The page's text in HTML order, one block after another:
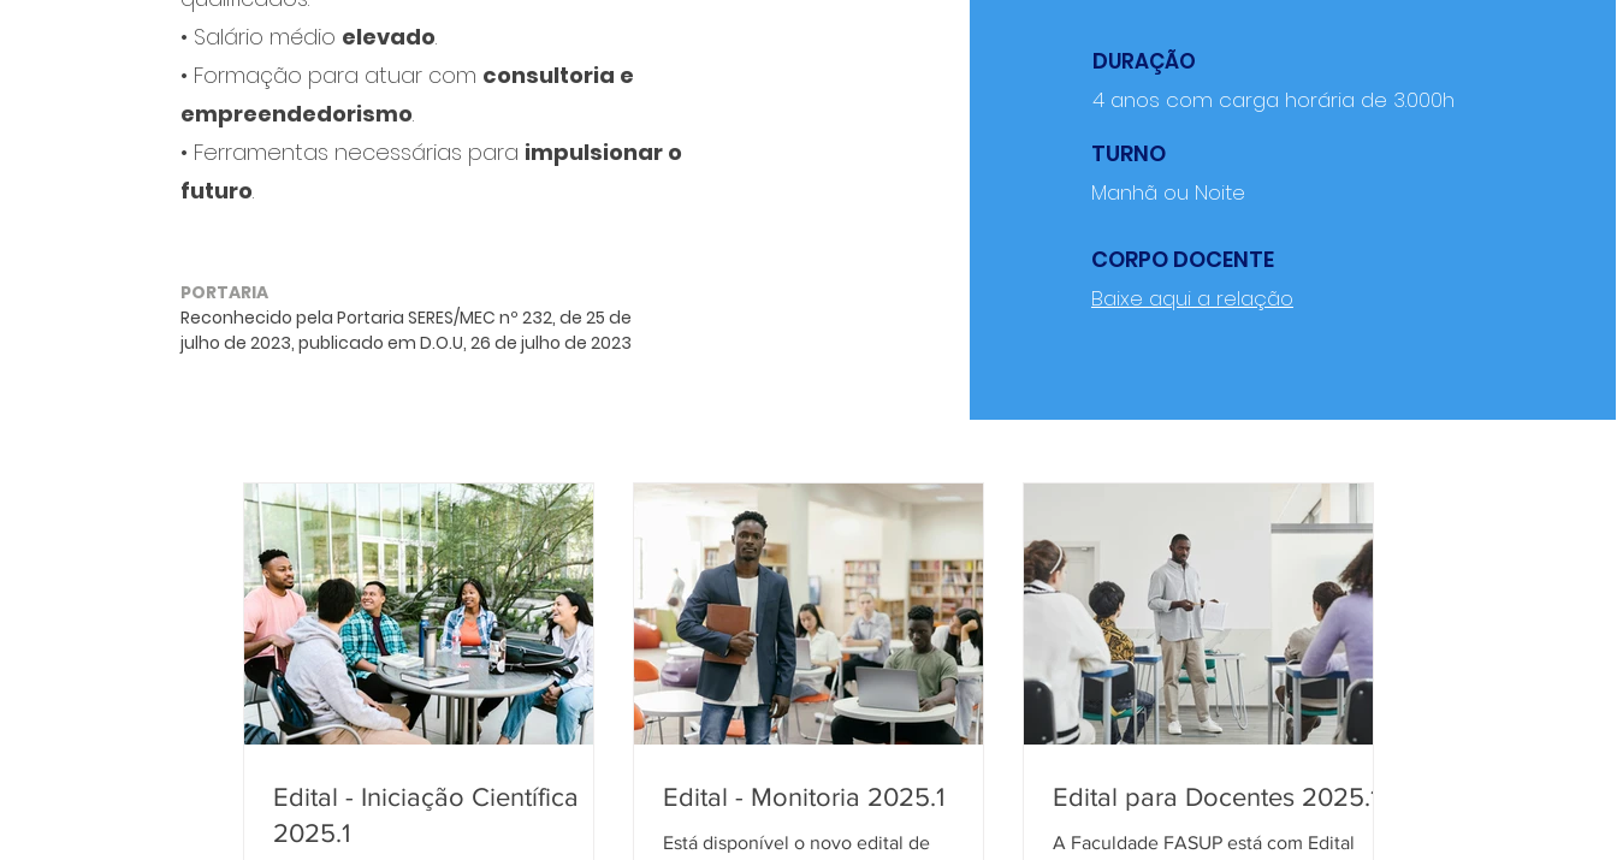
• Salário médio elevado.
• Formação para atuar com consultoria e
empreendedorismo.
• Ferramentas necessárias para impulsionar o
futuro.
PORTARIA
Reconhecido pela Portaria SERES/MEC nº 232, de 25 de
julho de 2023, publicado em D.O.U, 26 de julho de 2023
DURAÇÃO
4 anos com carga horária de 3.000h
TURNO
Manhã ou Noite
CORPO DOCENTE
Baixe aqui a relação
Edital - Iniciação Científica
2025.1
Edital - Monitoria 2025.1
Está disponível o novo edital de
Edital para Docentes 2025.1
A Faculdade FASUP está com Edital